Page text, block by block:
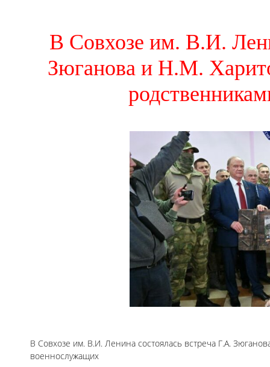
В Совхозе им. В.И.
Зюганова и Н.М.
В Совхозе им. В.И. Ленина состоялась встреча Г.А.
военнослужащих